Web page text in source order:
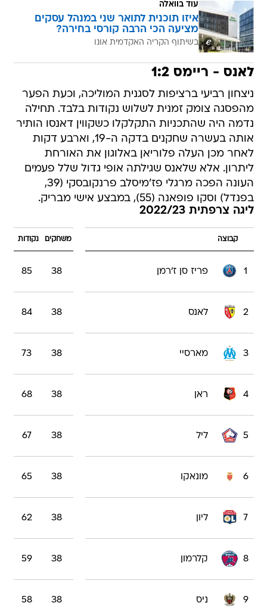
עוד בוואלה
איזו תוכנית לתואר שני במנהל עסקים
מציעה הכי הרבה קורסי בחירה?
בשיתוף הקריה האקדמית אונו
לאנס - ריימס 1:2
ניצחון רביעי ברציפות לסגנית המוליכה, וכעת הפער
מהפסגה צומק זמנית לשלוש נקודות בלבד. תחילה
נדמה היה שהתכניות התקלקלו כשקווין דאנסו הותיר
אותה בעשרה שחקנים בדקה ה-19, וארבע דקות
לאחר מכן העלה פלוריאן באלוגון את האורחת
ליתרון. אלא שלאנס שגילתה אופי גדול שלל פעמים
העונה הפכה מרגלי פז'מיסלב פרנקובסקי (39,
בפנדל) וסקו פופאנה (55), במבצע אישי מבריק.
ליגה צרפתית 2022/23
קבוצה משחקים נקודות
1 פריז סן ז'רמן 38
85
2 לאנס 38
84
3 מארסיי 38
73
4 ראן 38
68
5 ליל 38
67
6 מונאקו 38
65
7 ליון 38
62
8 קלרמון 38
59
9 ניס 38
58